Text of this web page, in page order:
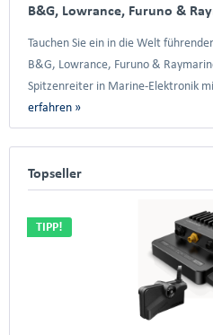
B&G, Lowrance, Furuno &
Tauchen Sie ein in die Welt
B&G, Lowrance, Furuno &
Spitzenreiter in Marine-Elektronik
erfahren »
Topseller
TIPP!